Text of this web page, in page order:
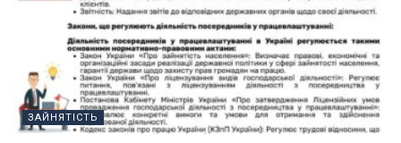
ЗАЙНЯТІСТЬ